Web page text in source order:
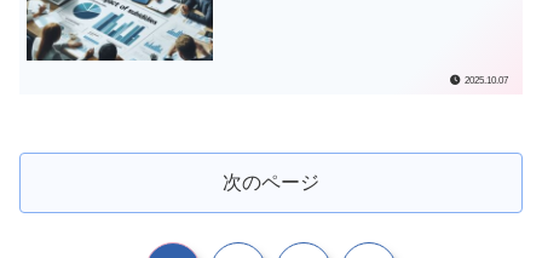
2025.10.07
次のページ